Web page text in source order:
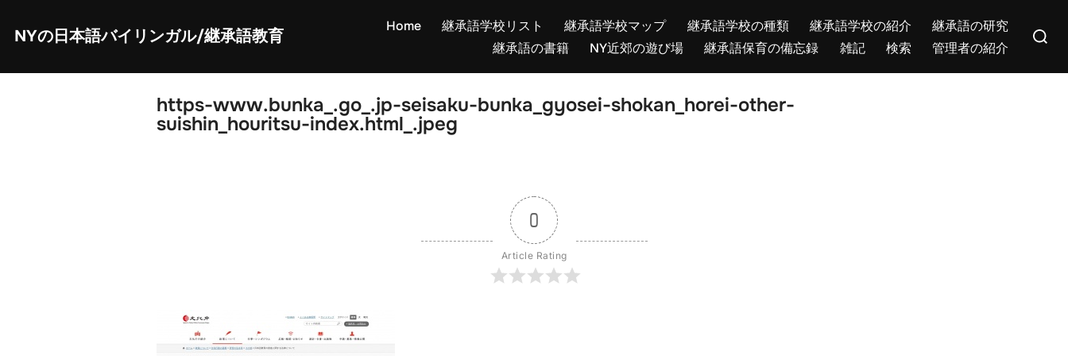
content
NYの日本語バイリンガル/継承語教育
Home 継承語学校リスト 継承語学校マップ 継承語学校の種類 継承語学校の紹介
継承語の研究
継承語の書籍
NY近郊の遊び場 継承語保育の備忘録 雑記 検索 管理者の紹介
for:
https-www.bunka_.go_.jp-seisaku-bunka_gyosei-shokan_horei-other-
suishin_houritsu-index.html_.jpeg
0
Article Rating